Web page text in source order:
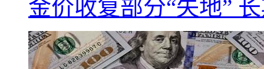
金价收复部分“失地”